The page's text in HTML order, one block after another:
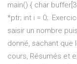
main() { char
*ptr; int i = 0;.
saisir un nombre
donné, sachant que
cours, Résumés et